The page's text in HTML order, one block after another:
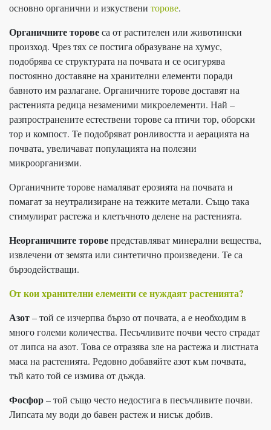
основно органични и изкуствени торове.
Органичните торовеса от растителен или животински
произход. Чрез тях се постига образуване на хумус,
подобрява се структурата на почвата и се осигурява
постоянно доставяне на хранителни елементи поради
бавното им разлагане. Органичните торове доставят на
растенията редица незаменими микроелементи. Най –
разпространените естествени торове са птичи тор, оборски
тор и компост. Те подобряват ронливостта и аерацията на
почвата, увеличават популацията на полезни
микроорганизми.
Органичните торове намаляват ерозията на почвата и
помагат за неутрализиране на тежките метали. Също така
стимулират растежа и клетъчното делене на растенията.
Неорганичните торовепредставляват минерални вещества,
извлечени от земята или синтетично произведени. Те са
бързодействащи.
От кои хранителни елементи се нуждаят растенията?
Азот– той се изчерпва бързо от почвата, а е необходим в
много големи количества. Песъчливите почви често страдат
от липса на азот. Това се отразява зле на растежа и листната
маса на растенията. Редовно добавяйте азот към почвата,
тъй като той се измива от дъжда.
Фосфор– той също често недостига в песъчливите почви.
Липсата му води до бавен растеж и нисък добив.